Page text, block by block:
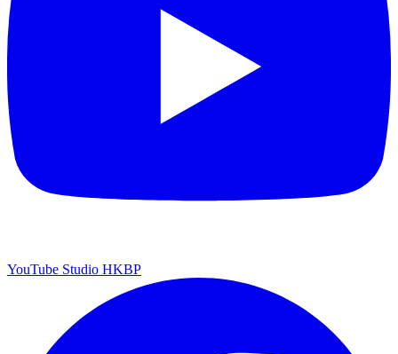
YouTube Studio HKBP